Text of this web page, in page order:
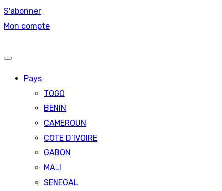
S'abonner
Mon compte
Pays
TOGO
BENIN
CAMEROUN
COTE D’IVOIRE
GABON
MALI
SENEGAL